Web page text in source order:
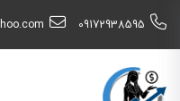
09172938595